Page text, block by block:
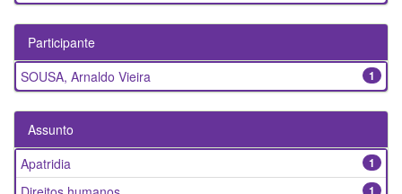
Participante
1
SOUSA, Arnaldo Vieira
Assunto
1
Apatridia
1